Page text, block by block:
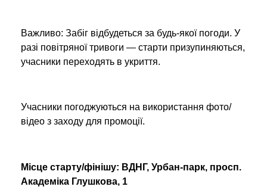
Важливо: Забіг відбудеться за будь-якої погоди. У
разі повітряної тривоги — старти призупиняються,
учасники переходять в укриття.
Учасники погоджуються на використання фото/
відео з заходу для промоції.
Місце старту/фінішу: ВДНГ, Урбан-парк, просп.
Академіка Глушкова, 1